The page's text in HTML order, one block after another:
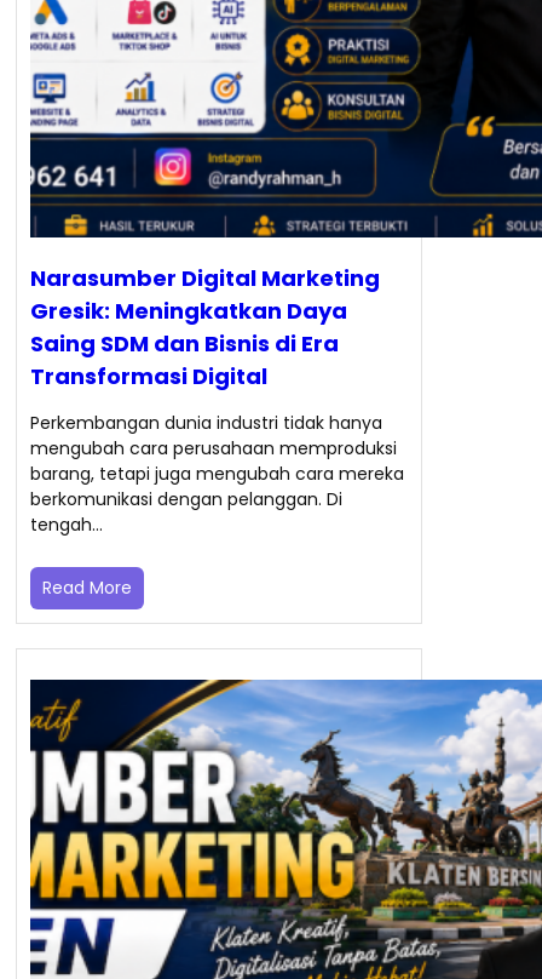
Narasumber Digital Marketing
Gresik: Meningkatkan Daya
Saing SDM dan Bisnis di Era
Transformasi Digital
Perkembangan dunia industri tidak hanya
mengubah cara perusahaan memproduksi
barang, tetapi juga mengubah cara mereka
berkomunikasi dengan pelanggan. Di
tengah…
Read More